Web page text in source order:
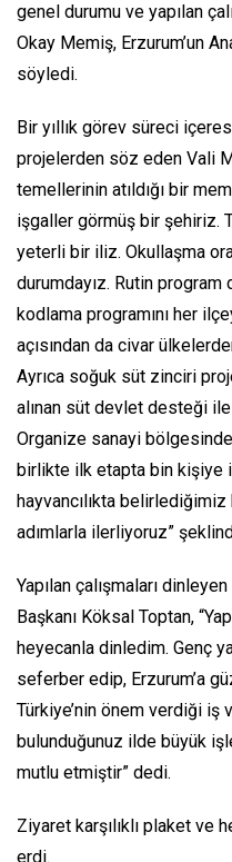
genel durumu ve yapılan
Okay Memiş, Erzurum’un
söyledi.
Bir yıllık görev süreci
projelerden söz eden Vali
temellerinin atıldığı bir
işgaller görmüş bir şehiriz.
yeterli bir iliz. Okullaşma
durumdayız. Rutin program
kodlama programını her
açısından da civar
Ayrıca soğuk süt zinciri
alınan süt devlet desteği ile
Organize sanayi
birlikte ilk etapta bin kişiye
hayvancılıkta
adımlarla ilerliyoruz”
Yapılan çalışmaları
Başkanı Köksal Toptan,
heyecanla dinledim. Genç
seferber edip, Erzurum’a
Türkiye’nin önem verdiği iş
bulunduğunuz ilde büyük
mutlu etmiştir” dedi.
Ziyaret karşılıklı plaket ve
erdi.